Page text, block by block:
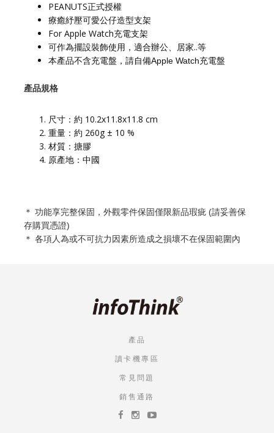
PEANUTS正式授權
療癒紓壓可愛公仔造型支架
For Apple Watch充電支架
可作為擺設裝飾使用，適合辦公、居家..等
本產品不含充電盤，請自備Apple Watch充電盤
產品規格
尺寸：約 10.2x11.8x11.8 cm
重量：約 260g ± 10 %
材質：搪膠
原產地：中國
＊ 功能享完整保固，外觀零件保固僅限新品瑕疵 (請妥善保
存購買憑證)
＊ 各項人為或不可抗力因素所造成之損壞不在保固範圍內
產品
讀卡機專區
常見問題
銷售通路